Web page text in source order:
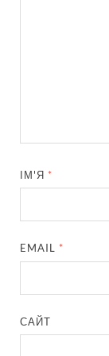
ІМ'Я *
EMAIL *
САЙТ